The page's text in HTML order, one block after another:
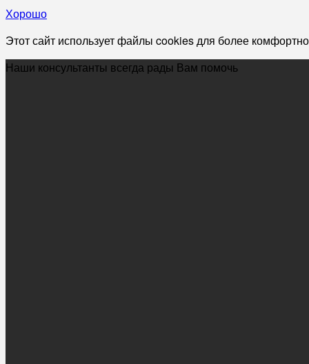
Хорошо
Этот сайт использует файлы cookies для более
Наши консультанты всегда рады Вам помочь